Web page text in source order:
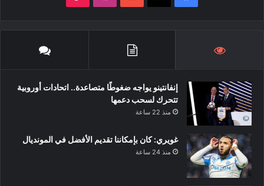
إنفانتينو يواجه ضغوطًا متصاعدة.. اتحادات أوروبية
تتحرك لسحب دعمها
منذ 22 ساعة
غويري: كان بإمكاننا تقديم الأفضل في المونديال
منذ 24 ساعة